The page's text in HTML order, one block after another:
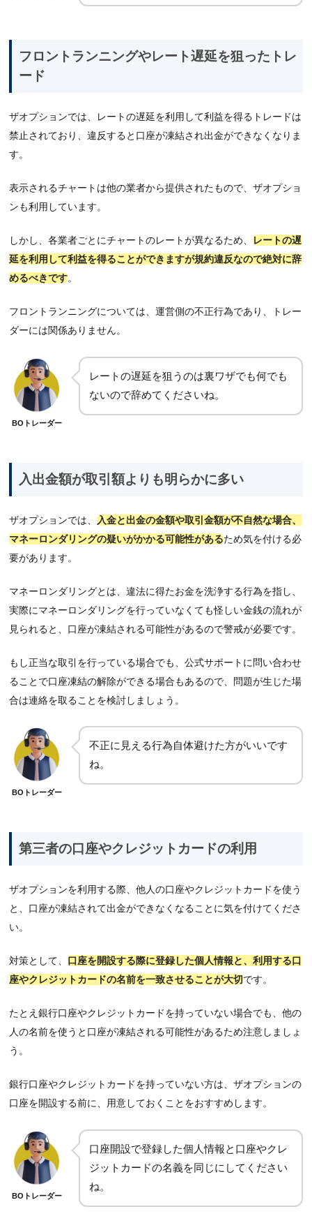
フロントランニングやレート遅延を狙ったトレ
ード
ザオプションでは、レートの遅延を利用して利益を得るトレードは
禁止されており、違反すると口座が凍結され出金ができなくなりま
す。
表示されるチャートは他の業者から提供されたもので、ザオプショ
ンも利用しています。
しかし、各業者ごとにチャートのレートが異なるため、 レートの遅
延を利用して利益を得ることができますが規約違反なので絶対に辞
めるべきです。
フロントランニングについては、運営側の不正行為であり、トレー
ダーには関係ありません。
BOトレーダー
レートの遅延を狙うのは裏ワザでも何でも
ないので辞めてくださいね。
入出金額が取引額よりも明らかに多い
ザオプションでは、 入金と出金の金額や取引金額が不自然な場合、
マネーロンダリングの疑いがかかる可能性があるため気を付ける必
要があります。
マネーロンダリングとは、違法に得たお金を洗浄する行為を指し、
実際にマネーロンダリングを行っていなくても怪しい金銭の流れが
見られると、口座が凍結される可能性があるので警戒が必要です。
もし正当な取引を行っている場合でも、公式サポートに問い合わせ
ることで口座凍結の解除ができる場合もあるので、問題が生じた場
合は連絡を取ることを検討しましょう。
BOトレーダー
不正に見える行為自体避けた方がいいです
ね。
第三者の口座やクレジットカードの利用
ザオプションを利用する際、他人の口座やクレジットカードを使う
と、口座が凍結されて出金ができなくなることに気を付けてくださ
い。
対策として、 口座を開設する際に登録した個人情報と、利用する口
座やクレジットカードの名前を一致させることが大切です。
たとえ銀行口座やクレジットカードを持っていない場合でも、他の
人の名前を使うと口座が凍結される可能性があるため注意しましょ
う。
銀行口座やクレジットカードを持っていない方は、ザオプションの
口座を開設する前に、用意しておくことをおすすめします。
BOトレーダー
口座開設で登録した個人情報と口座やクレ
ジットカードの名義を同じにしてください
ね。